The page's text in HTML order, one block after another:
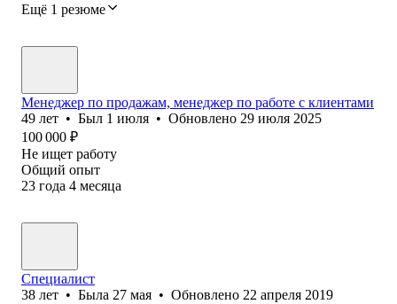
Ещё 1 резюме
Менеджер по продажам, менеджер по работе с клиентами
49 лет • Был 1 июля • Обновлено 29 июля 2025
100 000 ₽
Не ищет работу
Общий опыт
23 года 4 месяца
Специалист
38 лет • Была 27 мая • Обновлено 22 апреля 2019